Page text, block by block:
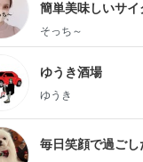
簡単美味しいサイ
献立
そっち～
ゆうき酒場
ゆうき
毎日笑顔で過ごし